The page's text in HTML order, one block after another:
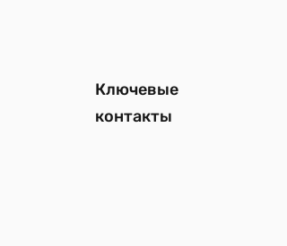
Ключевые
контакты